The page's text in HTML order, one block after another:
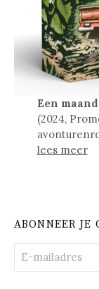
Een
(2024,
lees meer
ABONNEER JE
mailadres